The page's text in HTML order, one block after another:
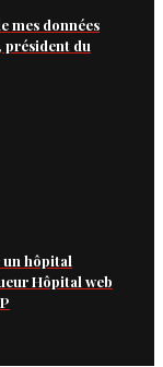
mes données
président du
un hôpital
Hôpital web